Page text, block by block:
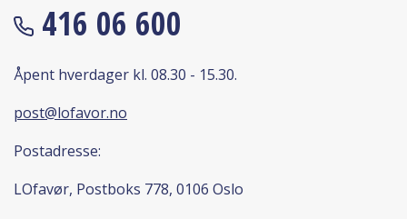
416 06 600
Åpent hverdager kl. 08.30 - 15.30.
post@lofavor.no
Postadresse:
LOfavør, Postboks 778, 0106 Oslo